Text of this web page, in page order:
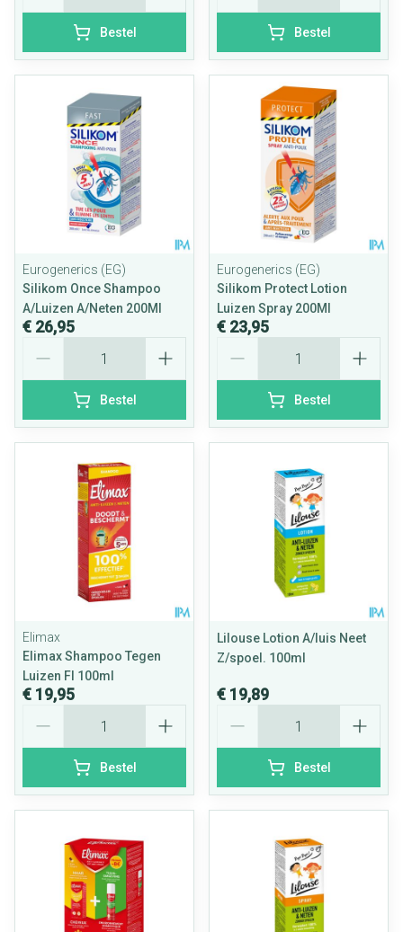
Bestel Bestel
Eurogenerics (EG)
Silikom Once Shampoo
A/Luizen A/Neten 200Ml
€ 26,95
Bestel
Eurogenerics (EG)
Silikom Protect Lotion
Luizen Spray 200Ml
€ 23,95
Bestel
Elimax
Elimax Shampoo Tegen
Luizen Fl 100ml
€ 19,95
Bestel
Lilouse Lotion A/luis Neet
Z/spoel. 100ml
€ 19,89
Bestel